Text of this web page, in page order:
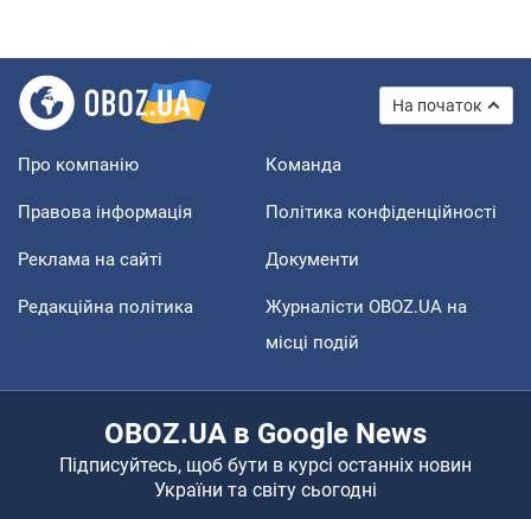
На початок
Про компанію Команда
Правова інформація Політика конфіденційності
Реклама на сайті Документи
Редакційна політика
Журналісти OBOZ.UA на
місці подій
OBOZ.UA в Google News
Підписуйтесь, щоб бути в курсі останніх новин
України та світу сьогодні